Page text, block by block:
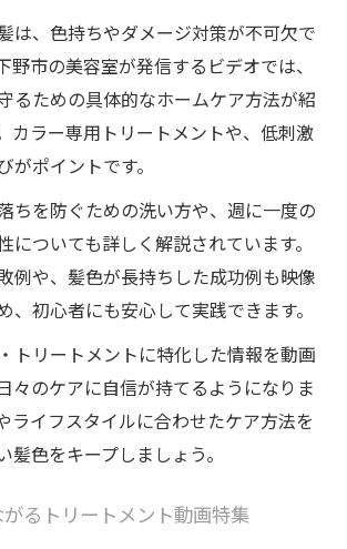
は、色持ちやダメージ対策が不可欠で
野市の美容室が発信するビデオでは、
るための具体的なホームケア方法が紹
カラー専用トリートメントや、低刺激
がポイントです。
ちを防ぐための洗い方や、週に一度の
についても詳しく解説されています。
例や、髪色が長持ちした成功例も映像
、初心者にも安心して実践できます。
トリートメントに特化した情報を動画
々のケアに自信が持てるようになりま
ライフスタイルに合わせたケア方法を
髪色をキープしましょう。
るトリートメント動画特集